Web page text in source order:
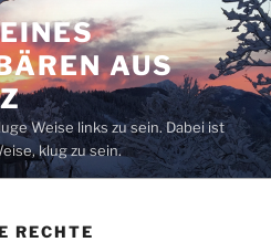
AUS
Weise links zu sein. Dabei ist
klug zu sein.
RECHTE